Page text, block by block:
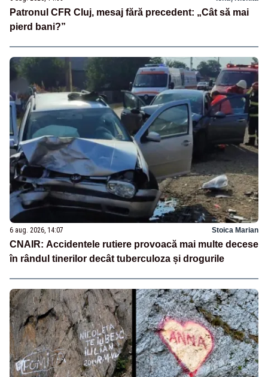
Patronul CFR Cluj, mesaj fără precedent: „Cât să mai
pierd bani?”
6 aug. 2026, 14:07 Stoica Marian
CNAIR: Accidentele rutiere provoacă mai multe decese
în rândul tinerilor decât tuberculoza și drogurile